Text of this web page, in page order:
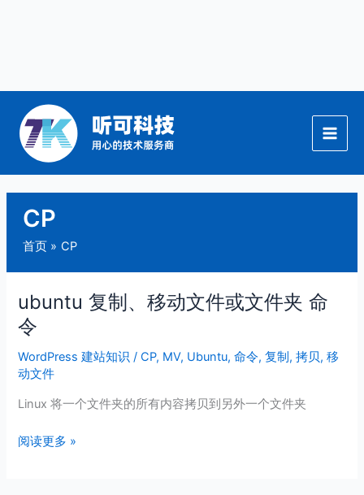
CP
首页 CP
ubuntu 复制、移动文件或文件夹 命
令
WordPress 建站知识 /CP, MV, Ubuntu,命令,复制 ,拷贝,移
动文件
Linux 将一个文件夹的所有内容拷贝到另外一个文件夹
ubuntu
复
制、
移
动
文
或
阅读更多 »